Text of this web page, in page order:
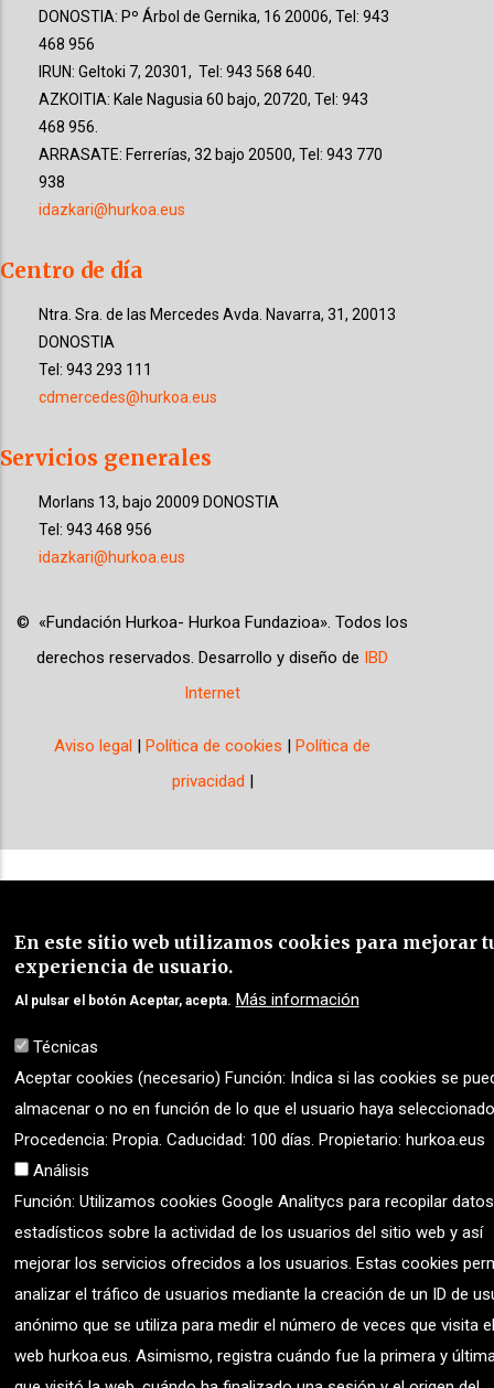
DONOSTIA: Pº Árbol de Gernika, 16 20006, Tel: 943
468 956
IRUN: Geltoki 7, 20301, Tel: 943 568 640.
AZKOITIA: Kale Nagusia 60 bajo, 20720, Tel: 943
468 956.
ARRASATE: Ferrerías, 32 bajo 20500, Tel: 943 770
938
idazkari@hurkoa.eus
Centro de día
Ntra. Sra. de las Mercedes Avda. Navarra, 31, 20013
DONOSTIA
Tel: 943 293 111
cdmercedes@hurkoa.eus
Servicios generales
Morlans 13, bajo 20009 DONOSTIA
Tel: 943 468 956
idazkari@hurkoa.eus
© «Fundación Hurkoa- Hurkoa Fundazioa». Todos los
derechos reservados. Desarrollo y diseño de IBD
Internet
Aviso legal |Política de cookies |Política de
privacidad |
En este sitio web utilizamos cookies para mejorar
experiencia de usuario.
Al pulsar el botón Aceptar, acepta. Más información
Técnicas
Aceptar cookies (necesario) Función: Indica si las cookies se
almacenar o no en función de lo que el usuario haya
Procedencia: Propia. Caducidad: 100 días. Propietario: hurkoa.eus
Análisis
Función: Utilizamos cookies Google Analitycs para recopilar datos
estadísticos sobre la actividad de los usuarios del sitio web y así
mejorar los servicios ofrecidos a los usuarios. Estas cookies
analizar el tráfico de usuarios mediante la creación de un ID de
anónimo que se utiliza para medir el número de veces que visita
web hurkoa.eus. Asimismo, registra cuándo fue la primera y